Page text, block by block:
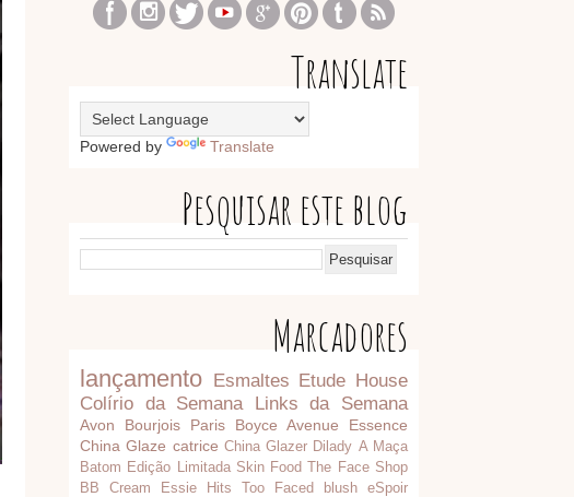
Translate
Powered by Translate
Pesquisar este blog
Marcadores
lançamento Esmaltes Etude House
Colírio da Semana
Links da Semana
Avon Bourjois Paris Boyce Avenue
Essence
China Glaze catrice China Glazer Dilady A Maça
Batom Edição Limitada Skin Food The Face Shop
BB Cream
Essie Hits Too Faced blush
eSpoir